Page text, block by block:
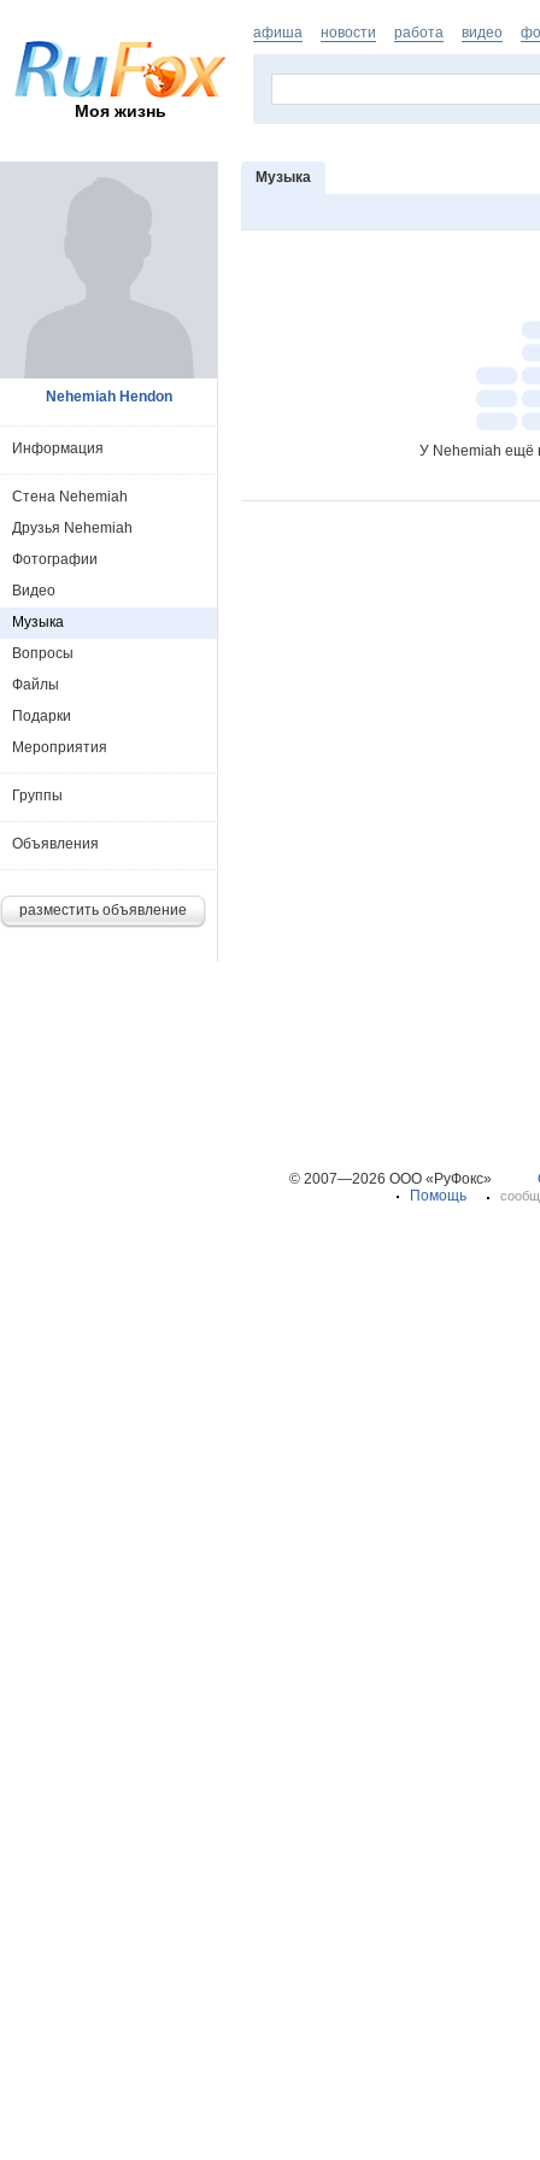
Моя жизнь
афиша новости работа видео
Музыка
У Nehemiah ещё
Nehemiah Hendon
Информация
Стена Nehemiah
Друзья Nehemiah
Фотографии
Видео
Музыка
Вопросы
Файлы
Подарки
Мероприятия
Группы
Объявления
разместить объявление
© 2007—2026 ООО «РуФокс»
Помощь